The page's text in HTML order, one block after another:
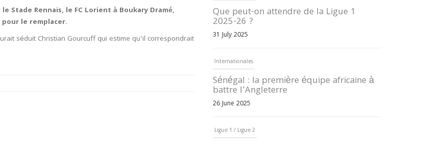
Stade Rennais, le FC Lorient à Boukary Dramé,
le remplacer.
séduit Christian Gourcuff qui estime qu’il correspondrait
Que peut-on attendre de la Ligue 1
2025-26 ?
31 July 2025
Internationales
Sénégal : la première équipe africaine à
battre l’Angleterre
26 June 2025
Ligue 1 / Ligue 2